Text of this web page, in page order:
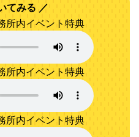
てみる
所内イベント特典
所内イベント特典
所内イベント特典